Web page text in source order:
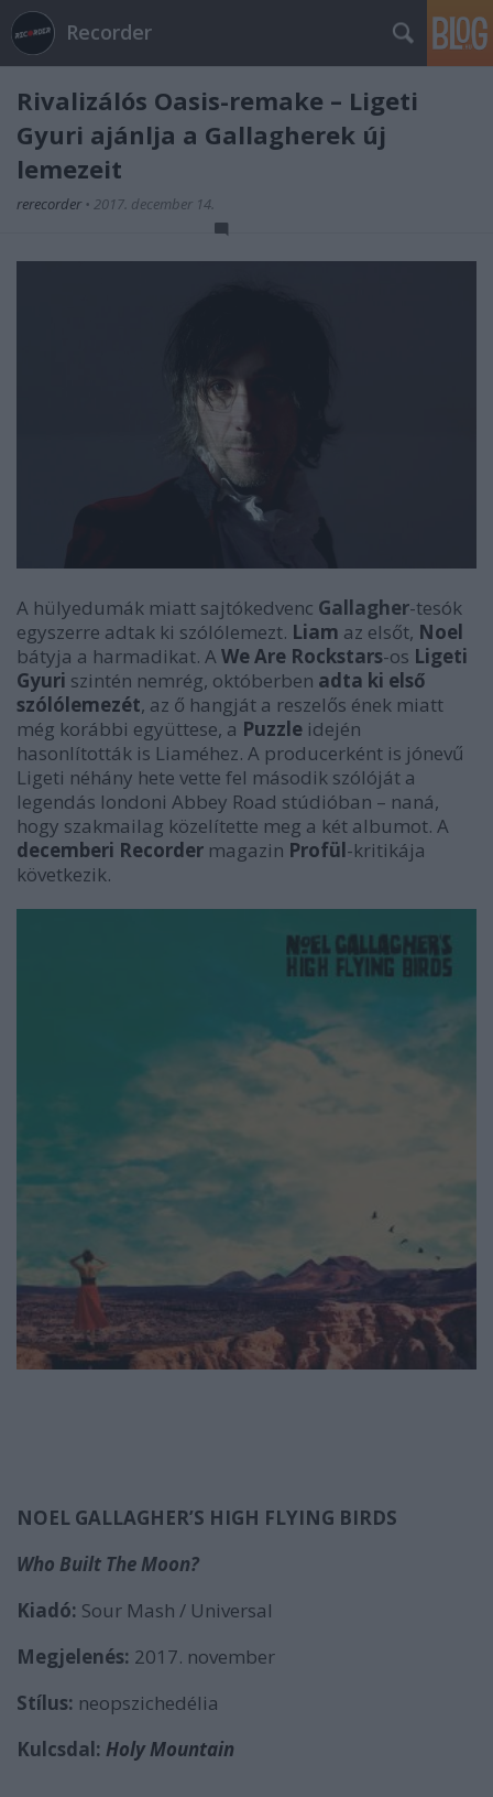
Recorder
Rivalizálós Oasis-remake – Ligeti
Gyuri ajánlja a Gallagherek új
lemezeit
rerecorder • 2017. december 14.
A hülyedumák miatt sajtókedvenc Gallagher-tesók
egyszerre adtak ki szólólemezt. Liam az elsőt, Noel
bátyja a harmadikat. AWe Are Rockstars-os Ligeti
Gyuri szintén nemrég, októberben adta ki első
szólólemezét, az ő hangját a reszelős ének miatt
még korábbi együttese, a Puzzle idején
hasonlították is Liaméhez. A producerként is jónevű
Ligeti néhány hete vette fel második szólóját a
legendás londoni Abbey Road stúdióban – naná,
hogy szakmailag közelítette meg a két albumot. A
decemberi Recorder magazin Profül-kritikája
következik.
NOEL GALLAGHER’S HIGH FLYING BIRDS
Who Built The Moon?
Kiadó: Sour Mash / Universal
Megjelenés: 2017. november
Stílus: neopszichedélia
Kulcsdal: Holy Mountain